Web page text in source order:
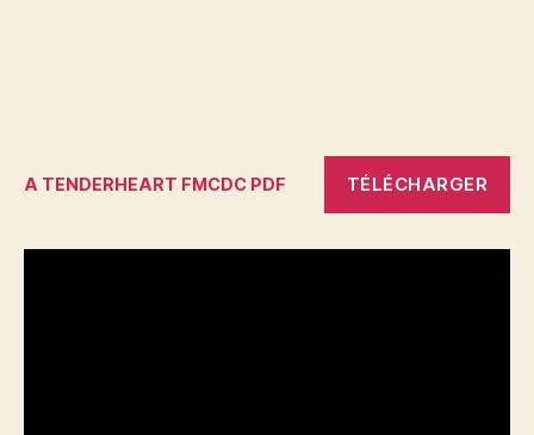
A TENDERHEART FMCDC PDF TÉLÉCHARGER